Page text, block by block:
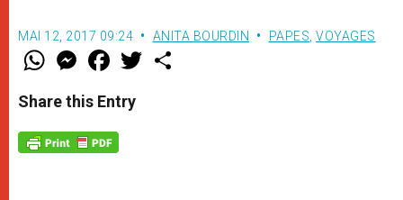
MAI 12, 2017 09:24 ANITA BOURDIN PAPES VOYAGES
W
t
s
p
p
M
e
s
e
g
e
F
a
e
b
o
k
w
Share this Entry